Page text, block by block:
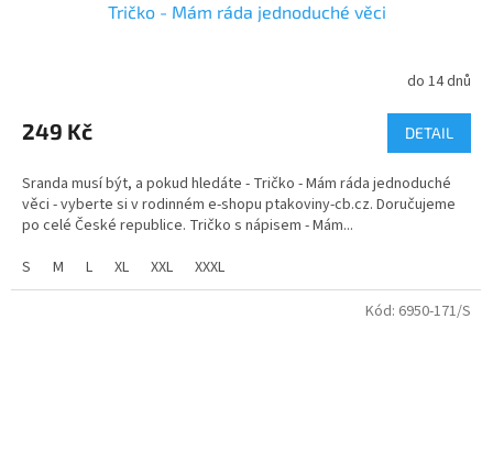
Tričko - Mám ráda jednoduché věci
do 14 dnů
249 Kč DETAIL
Sranda musí být, a pokud hledáte - Tričko - Mám ráda jednoduché
věci - vyberte si v rodinném e-shopu ptakoviny-cb.cz. Doručujeme
po celé České republice. Tričko s nápisem - Mám...
S
M L XL XXL XXXL
Kód: 6950-171/S